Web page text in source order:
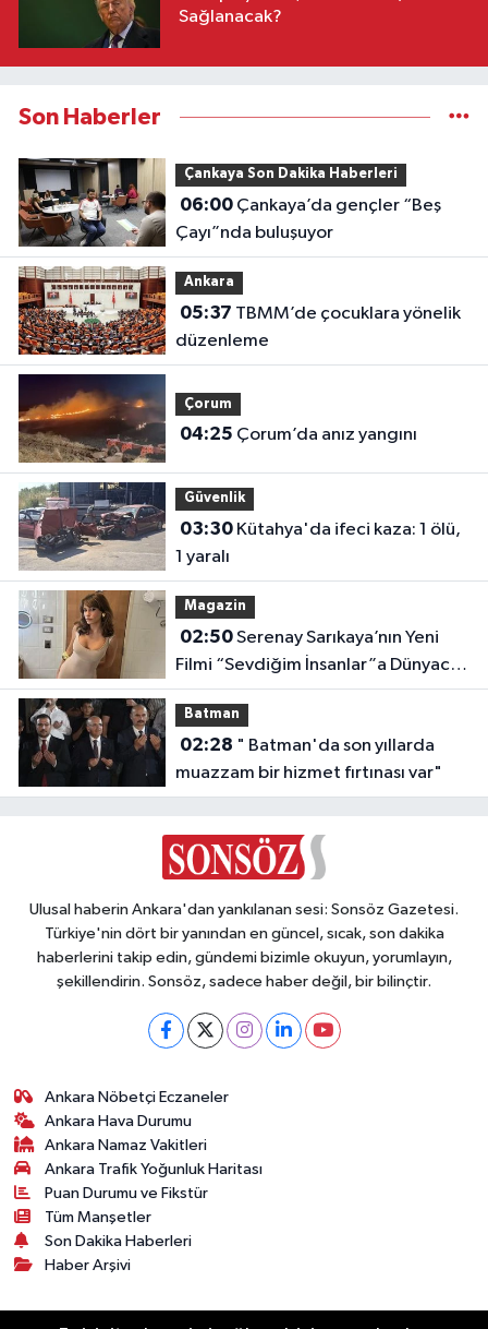
Sağlanacak?
Son Haberler
Çankaya Son Dakika Haberleri
06:00Çankaya’da gençler “Beş
Çayı”nda buluşuyor
Ankara
05:37
düzenleme
Çorum
04:25 Çorum’da anız yangını
Güvenlik
03:30Kütahya'da ifeci kaza: 1 ölü,
1 yaralı
Magazin
02:50Serenay Sarıkaya’nın Yeni
Filmi “Sevdiğim İnsanlar”a Dünyaca
Ünlü Oyuncu
Batman
02:28
muazzam bir hizmet fırtınası var"
Ulusal haberin Ankara'dan yankılanan sesi: Sonsöz Gazetesi.
Türkiye'nin dört bir yanından en güncel, sıcak, son dakika
haberlerini takip edin, gündemi bizimle okuyun, yorumlayın,
şekillendirin. Sonsöz, sadece haber değil, bir bilinçtir.
Ankara Nöbetçi Eczaneler
Ankara Hava Durumu
Ankara Namaz Vakitleri
Ankara Trafik Yoğunluk Haritası
Puan Durumu ve Fikstür
Tüm Manşetler
Son Dakika Haberleri
Haber Arşivi